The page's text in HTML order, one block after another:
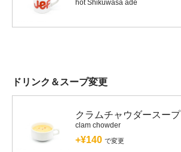
hot Shikuwasa ade
ドリンク＆スープ変更
クラムチャウダースープ
clam chowder
+¥140 で変更